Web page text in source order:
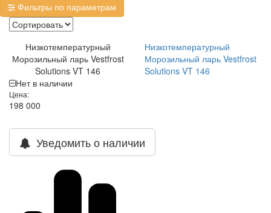
Фильтры по параметрам
Низкотемпературный
Морозильный ларь Vestfrost
Solutions VT 146
Низкотемпературный
Морозильный ларь Vestfrost
Solutions VT 146
Нет в наличии
Цена:
198 000
Уведомить о наличии